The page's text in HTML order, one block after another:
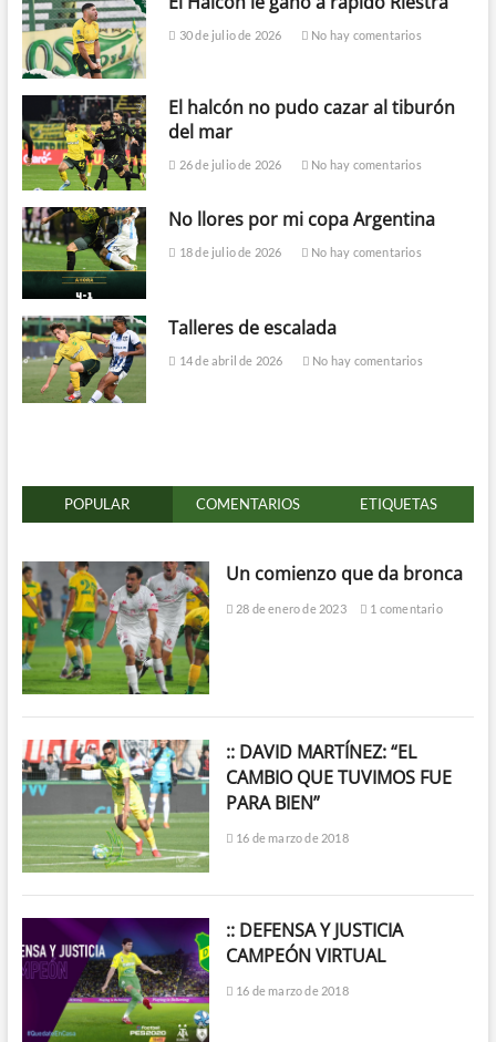
30 de julio de 2026 No hay comentarios
El halcón no pudo cazar al tiburón
del mar
26 de julio de 2026 No hay comentarios
No llores por mi copa Argentina
18 de julio de 2026 No hay comentarios
Talleres de escalada
14 de abril de 2026 No hay comentarios
POPULAR COMENTARIOS ETIQUETAS
Un comienzo que da bronca
28 de enero de 2023 1 comentario
:: DAVID MARTÍNEZ: “EL
CAMBIO QUE TUVIMOS FUE
PARA BIEN”
16 de marzo de 2018
:: DEFENSA Y JUSTICIA
CAMPEÓN VIRTUAL
16 de marzo de 2018